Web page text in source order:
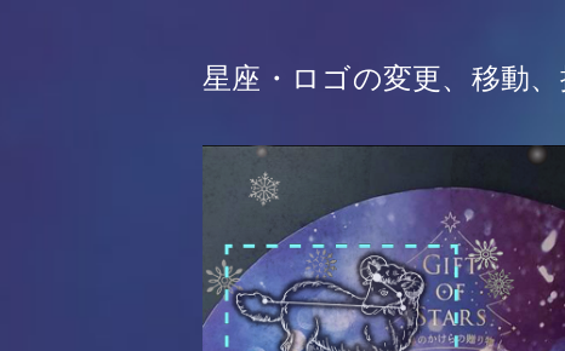
星座・ロゴの変更、移動